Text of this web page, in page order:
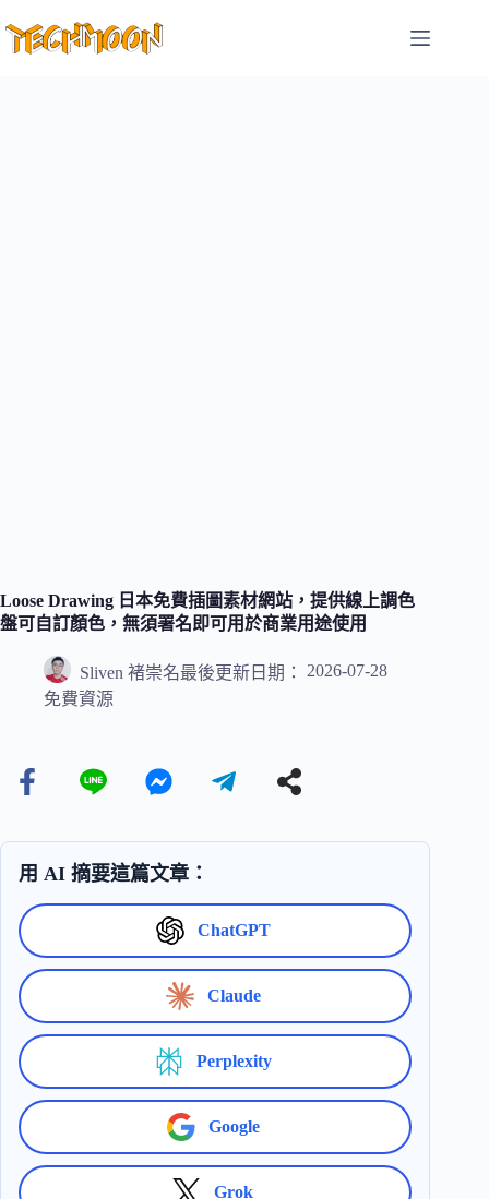
至
Loose Drawing 日本免費插圖素材網站，提供線上調色
盤可自訂顏色，無須署名即可用於商業用途使用
Sliven 褚崇名最後更新日期：
2026-07-28
免費資源
用 AI 摘要這篇文章：
ChatGPT
Claude
Perplexity
Google
Grok